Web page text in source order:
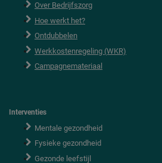
Over Bedrijfszorg
Hoe werkt het?
Ontdubbelen
Werkkostenregeling (WKR)
Campagnemateriaal
Interventies
Mentale gezondheid
Fysieke gezondheid
Gezonde leefstijl